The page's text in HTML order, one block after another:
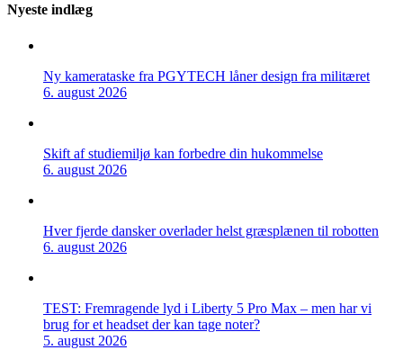
Nyeste indlæg
Ny kamerataske fra PGYTECH låner design fra militæret
6. august 2026
Skift af studiemiljø kan forbedre din hukommelse
6. august 2026
Hver fjerde dansker overlader helst græsplænen til robotten
6. august 2026
TEST: Fremragende lyd i Liberty 5 Pro Max – men har vi
brug for et headset der kan tage noter?
5. august 2026